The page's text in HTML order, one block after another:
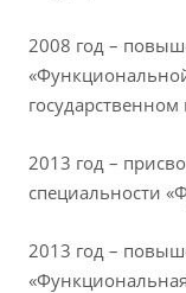
2008 год –
государственном
2013 год –
специальности
2013 год –